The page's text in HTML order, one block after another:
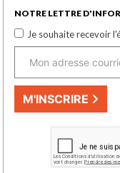
NOTRE LETTRE
Je souhaite recevoir
M'INSCRIRE